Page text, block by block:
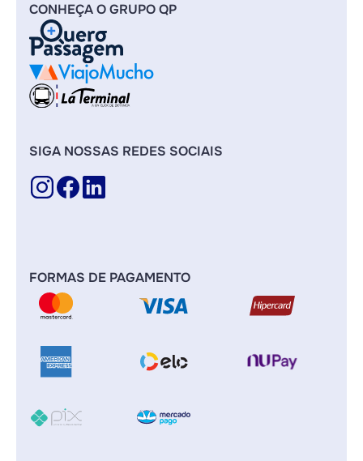
CONHEÇA O GRUPO QP
SIGA NOSSAS REDES SOCIAIS
FORMAS DE PAGAMENTO